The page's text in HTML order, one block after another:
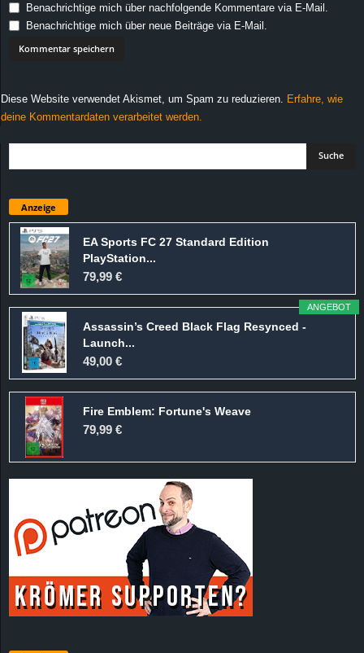
Benachrichtige mich über nachfolgende Kommentare via E-Mail.
Benachrichtige mich über neue Beiträge via E-Mail.
Diese Website verwendet Akismet, um Spam zu reduzieren.
Erfahre, wie
deine Kommentardaten verarbeitet werden.
Anzeige
EA Sports FC 27 Standard Edition
PlayStation...
79,99 €
ANGEBOT
Assassin’s Creed Black Flag Resynced -
Launch...
49,00 €
Fire Emblem: Fortune's Weave
79,99 €